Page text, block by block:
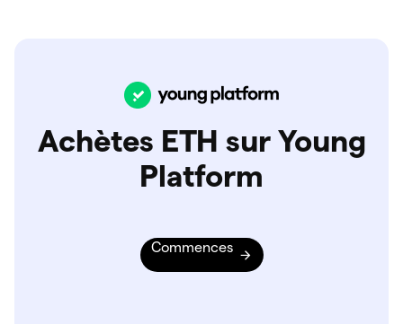
Achètes ETH sur Young
Platform
Commences